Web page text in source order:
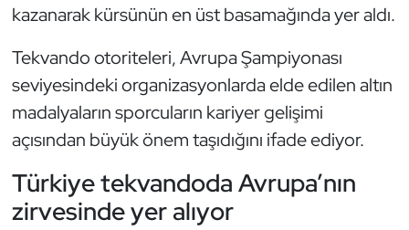
kazanarak kürsünün en üst basamağında yer aldı.
Tekvando otoriteleri, Avrupa Şampiyonası
seviyesindeki organizasyonlarda elde edilen altın
madalyaların sporcuların kariyer gelişimi
açısından büyük önem taşıdığını ifade ediyor.
Türkiye tekvandoda Avrupa’nın
zirvesinde yer alıyor
Karate
Kayak
Kempo
Kick Boks
Kürek